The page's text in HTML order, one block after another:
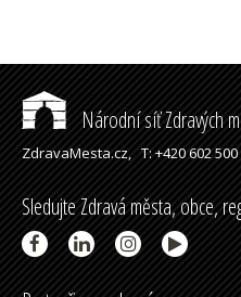
Národní síť Zdravých
ZdravaMesta.cz,T: +420 602
Sledujte Zdravá města, obce,